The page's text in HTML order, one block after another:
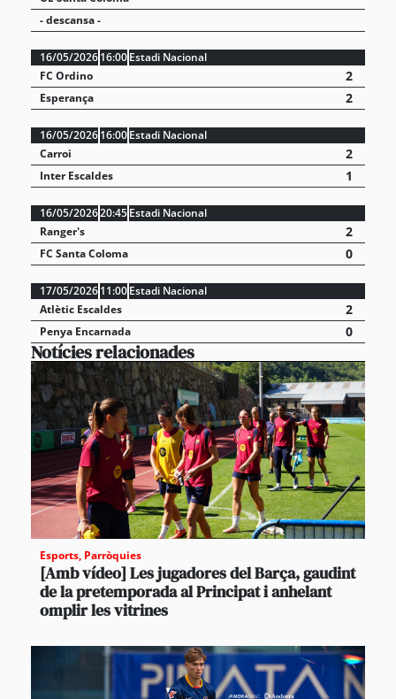
- descansa -
16/05/202616:00Estadi Nacional
FC Ordino
2
Esperança 2
16/05/202616:00Estadi Nacional
Carroi
2
Inter Escaldes 1
16/05/202620:45Estadi Nacional
Ranger's
2
FC Santa Coloma 0
17/05/202611:00Estadi Nacional
Atlètic Escaldes
2
Penya Encarnada 0
Notícies relacionades
Esports, Parròquies
[Amb vídeo] Les jugadores del Barça, gaudint
de la pretemporada al Principat i anhelant
omplir les vitrines